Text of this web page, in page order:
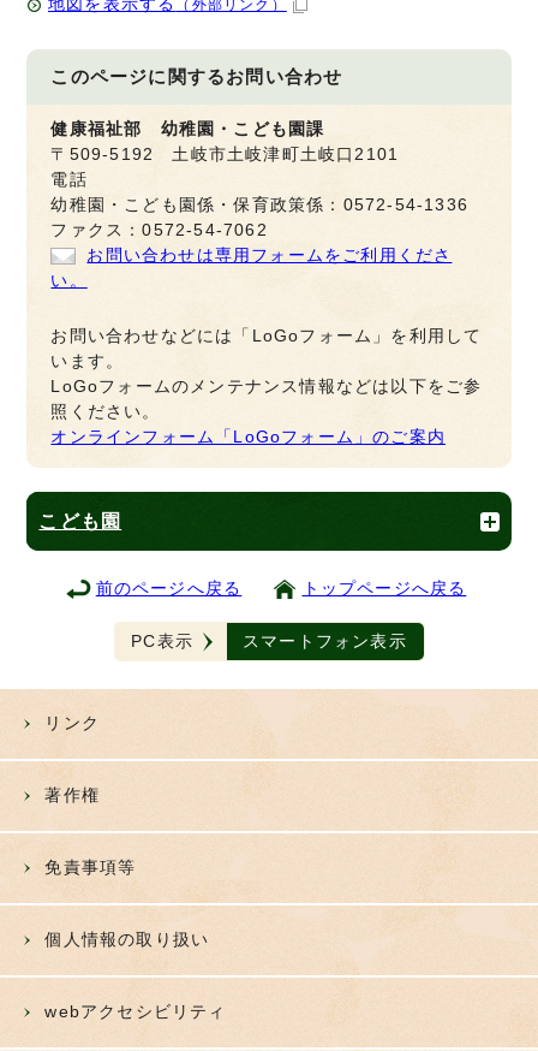
地図を表示する （外部リンク）
このページに関するお問い合わせ
健康福祉部 幼稚園・こども園課
〒509-5192 土岐市土岐津町土岐口2101
電話
幼稚園・こども園係・保育政策係：0572-54-1336
ファクス：0572-54-7062
お問い合わせは専用フォームをご利用くださ
い。
お問い合わせなどには「LoGoフォーム」を利用して
います。
LoGoフォームのメンテナンス情報などは以下をご参
照ください。
オンラインフォーム「LoGoフォーム」のご案内
こども園
前のページへ戻る トップページへ戻る
PC表示 スマートフォン表示
リンク
著作権
免責事項等
個人情報の取り扱い
webアクセシビリティ